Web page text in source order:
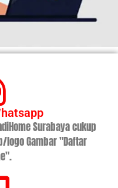
Surabaya cukup
logo Gambar "Daftar